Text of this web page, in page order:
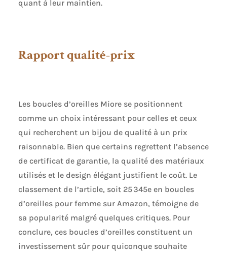
quant à leur maintien.
Rapport qualité-prix
Les boucles d’oreilles Miore se positionnent
comme un choix intéressant pour celles et ceux
qui recherchent un bijou de qualité à un prix
raisonnable. Bien que certains regrettent l’absence
de certificat de garantie, la qualité des matériaux
utilisés et le design élégant justifient le coût. Le
classement de l’article, soit 25 345e en boucles
d’oreilles pour femme sur Amazon, témoigne de
sa popularité malgré quelques critiques. Pour
conclure, ces boucles d’oreilles constituent un
investissement sûr pour quiconque souhaite